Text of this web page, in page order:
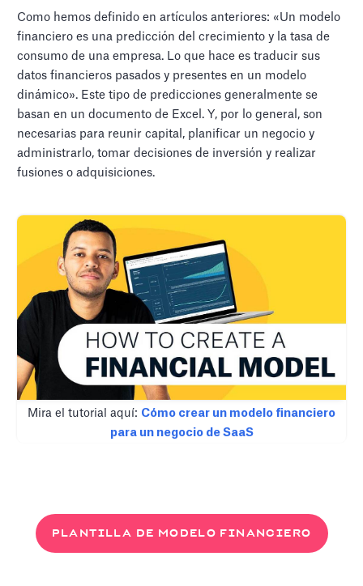
Como hemos definido en artículos anteriores: «Un modelo
financiero es una predicción del crecimiento y la tasa de
consumo de una empresa. Lo que hace es traducir sus
datos financieros pasados y presentes en un modelo
dinámico». Este tipo de predicciones generalmente se
basan en un documento de Excel. Y, por lo general, son
necesarias para reunir capital, planificar un negocio y
administrarlo, tomar decisiones de inversión y realizar
fusiones o adquisiciones.
Mira el tutorial aquí: Cómo crear un modelo financiero
para un negocio de SaaS
PLANTILLA DE MODELO FINANCIERO